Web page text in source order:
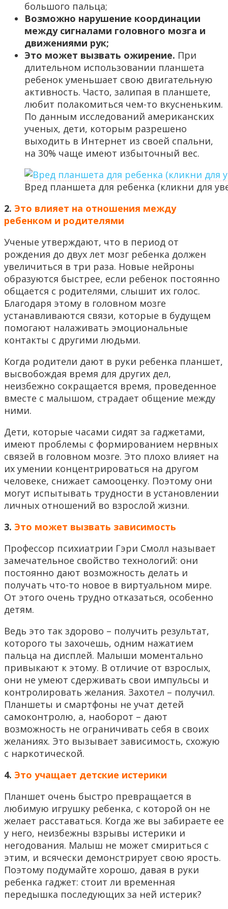
большого пальца;
Возможно нарушение координации
между сигналами головного мозга и
движениями рук;
Это может вызвать ожирение. При
длительном использовании планшета
ребенок уменьшает свою двигательную
активность. Часто, залипая в планшете,
любит полакомиться чем-то вкусненьким.
По данным исследований американских
ученых, дети, которым разрешено
выходить в Интернет из своей спальни,
на 30% чаще имеют избыточный вес.
Вред планшета для ребенка (кликни для
2. Это влияет на отношения между
ребенком и родителями
Ученые утверждают, что в период от
рождения до двух лет мозг ребенка должен
увеличиться в три раза. Новые нейроны
образуются быстрее, если ребенок постоянно
общается с родителями, слышит их голос.
Благодаря этому в головном мозге
устанавливаются связи, которые в будущем
помогают налаживать эмоциональные
контакты с другими людьми.
Когда родители дают в руки ребенка планшет,
высвобождая время для других дел,
неизбежно сокращается время, проведенное
вместе с малышом, страдает общение между
ними.
Дети, которые часами сидят за гаджетами,
имеют проблемы с формированием нервных
связей в головном мозге. Это плохо влияет на
их умении концентрироваться на другом
человеке, снижает самооценку. Поэтому они
могут испытывать трудности в установлении
личных отношений во взрослой жизни.
3. Это может вызвать зависимость
Профессор психиатрии Гэри Смолл называет
замечательное свойство технологий: они
постоянно дают возможность делать и
получать что-то новое в виртуальном мире.
От этого очень трудно отказаться, особенно
детям.
Ведь это так здорово – получить результат,
которого ты захочешь, одним нажатием
пальца на дисплей. Малыши моментально
привыкают к этому. В отличие от взрослых,
они не умеют сдерживать свои импульсы и
контролировать желания. Захотел – получил.
Планшеты и смартфоны не учат детей
самоконтролю, а, наоборот – дают
возможность не ограничивать себя в своих
желаниях. Это вызывает зависимость, схожую
с наркотической.
4. Это учащает детские истерики
Планшет очень быстро превращается в
любимую игрушку ребенка, с которой он не
желает расставаться. Когда же вы забираете ее
у него, неизбежны взрывы истерики и
негодования. Малыш не может смириться с
этим, и всячески демонстрирует свою ярость.
Поэтому подумайте хорошо, давая в руки
ребенка гаджет: стоит ли временная
передышка последующих за ней истерик?